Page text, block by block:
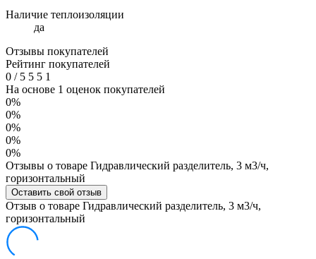
Наличие теплоизоляции
да
Отзывы покупателей
Рейтинг покупателей
0 /5 5 5 1
На основе 1 оценок покупателей
0%
0%
0%
0%
0%
Отзывы о товаре Гидравлический разделитель, 3 м3/ч,
горизонтальный
Оставить свой отзыв
Отзыв о товаре Гидравлический разделитель, 3 м3/ч,
горизонтальный